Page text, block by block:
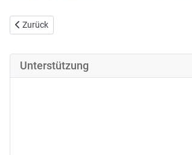
Vorheriger Beitrag: Voll atemlos
Zurück
Unterstützung